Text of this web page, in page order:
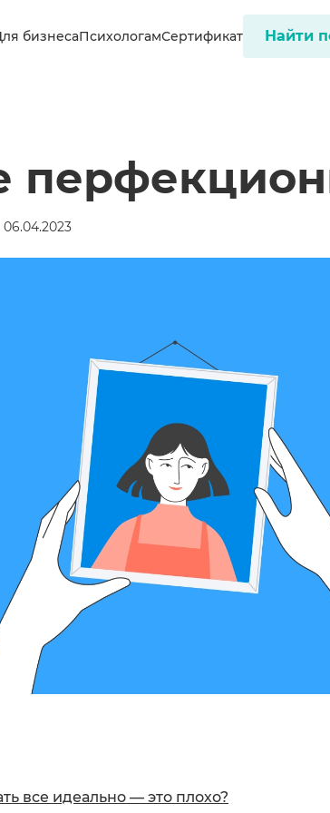
бизнесаПсихологамСертификат Найти
все идеально — это плохо?